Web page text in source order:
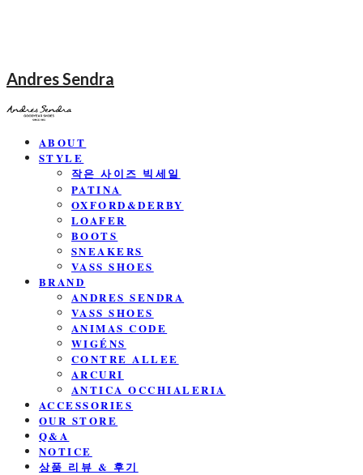
Andres Sendra
ABOUT
STYLE
작은 사이즈 빅세일
PATINA
OXFORD&DERBY
LOAFER
BOOTS
SNEAKERS
VASS SHOES
BRAND
ANDRES SENDRA
VASS SHOES
ANIMAS CODE
WIGÉNS
CONTRE ALLEE
ARCURI
ANTICA OCCHIALERIA
ACCESSORIES
OUR STORE
Q&A
NOTICE
상품 리뷰 & 후기